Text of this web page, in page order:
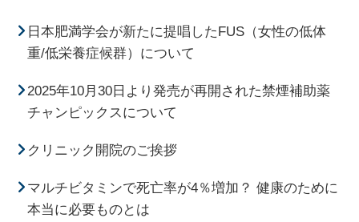
日本肥満学会が新たに提唱したFUS（女性の低体
重/低栄養症候群）について
2025年10月30日より発売が再開された禁煙補助薬
チャンピックスについて
クリニック開院のご挨拶
マルチビタミンで死亡率が4％増加？ 健康のために
本当に必要ものとは